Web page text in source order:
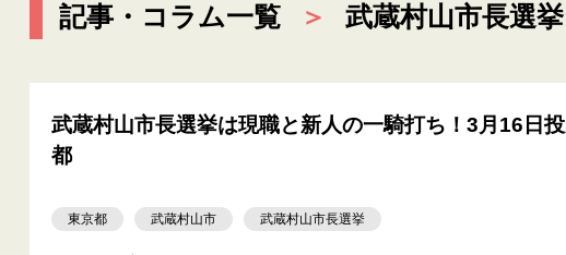
記事・コラム一覧 ＞ 武蔵村山市長選挙
武蔵村山市長選挙は現職と新人の一騎打ち！3月16日
都
東京都 武蔵村山市 武蔵村山市長選挙